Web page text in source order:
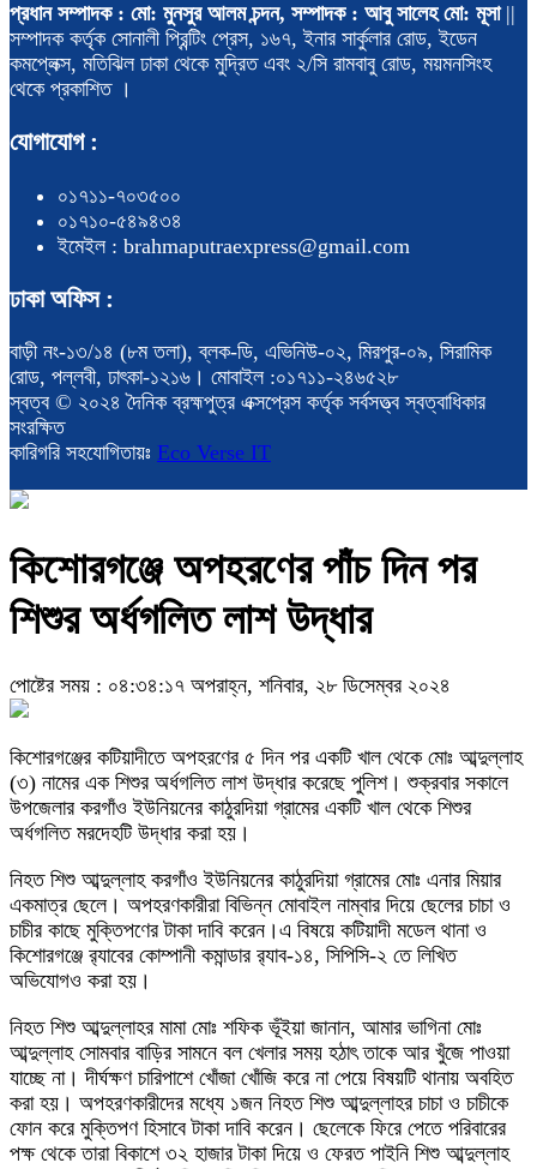
প্রধান সম্পাদক : মো: মুনসুর আলম চন্দন, সম্পাদক : আবু সালেহ মো: মূসা||
সম্পাদক কর্তৃক সোনালী প্রিন্টিং প্রেস, ১৬৭, ইনার সার্কুলার রোড, ইডেন
কমপ্লেক্স, মতিঝিল ঢাকা থেকে মুদ্রিত এবং ২/সি রামবাবু রোড, ময়মনসিংহ
থেকে প্রকাশিত ।
যোগাযোগ :
০১৭১১-৭০৩৫০০
০১৭১০-৫৪৯৪৩৪
ইমেইল : brahmaputraexpress@gmail.com
ঢাকা অফিস :
বাড়ী নং-১৩/১৪ (৮ম তলা), ব্লক-ডি, এভিনিউ-০২, মিরপুর-০৯, সিরামিক
রোড, পল্লবী, ঢাৎকা-১২১৬। মোবাইল :০১৭১১-২৪৬৫২৮
স্বত্ব © ২০২৪ দৈনিক ব্রহ্মপুত্র এক্সপ্রেস কর্তৃক সর্বসত্ত্ব স্বত্বাধিকার
সংরক্ষিত
কারিগরি সহযোগিতায়ঃ Eco Verse IT
কিশোরগঞ্জে অপহরণের পাঁচ দিন পর
শিশুর অর্ধগলিত লাশ উদ্ধার
পোষ্টের সময় : ০৪:৩৪:১৭ অপরাহ্ন, শনিবার, ২৮ ডিসেম্বর ২০২৪
কিশোরগঞ্জের কটিয়াদীতে অপহরণের ৫ দিন পর একটি খাল থেকে মোঃ আব্দুল্লাহ
(৩) নামের এক শিশুর অর্ধগলিত লাশ উদ্ধার করেছে পুলিশ। শুক্রবার সকালে
উপজেলার করগাঁও ইউনিয়নের কাঠুরদিয়া গ্রামের একটি খাল থেকে শিশুর
অর্ধগলিত মরদেহটি উদ্ধার করা হয়।
নিহত শিশু আব্দুল্লাহ করগাঁও ইউনিয়নের কাঠুরদিয়া গ্রামের মোঃ এনার মিয়ার
একমাত্র ছেলে। অপহরণকারীরা বিভিন্ন মোবাইল নাম্বার দিয়ে ছেলের চাচা ও
চাচীর কাছে মুক্তিপণের টাকা দাবি করেন।এ বিষয়ে কটিয়াদী মডেল থানা ও
কিশোরগঞ্জে র‍্যাবের কোম্পানী কমান্ডার র‌্যাব-১৪, সিপিসি-২ তে লিখিত
অভিযোগও করা হয়।
নিহত শিশু আব্দুল্লাহর মামা মোঃ শফিক ভূঁইয়া জানান, আমার ভাগিনা মোঃ
আব্দুল্লাহ সোমবার বাড়ির সামনে বল খেলার সময় হঠাৎ তাকে আর খুঁজে পাওয়া
যাচ্ছে না। দীর্ঘক্ষণ চারিপাশে খোঁজা খোঁজি করে না পেয়ে বিষয়টি থানায় অবহিত
করা হয়। অপহরণকারীদের মধ্যে ১জন নিহত শিশু আব্দুল্লাহর চাচা ও চাচীকে
ফোন করে মুক্তিপণ হিসাবে টাকা দাবি করেন। ছেলেকে ফিরে পেতে পরিবারের
পক্ষ থেকে তারা বিকাশে ৩২ হাজার টাকা দিয়ে ও ফেরত পাইনি শিশু আব্দুল্লাহ